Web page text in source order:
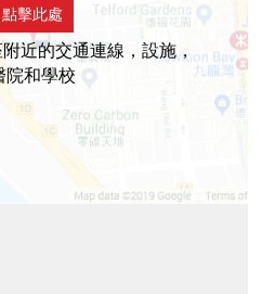
點擊此處
近的交通連線，設施，
院和學校